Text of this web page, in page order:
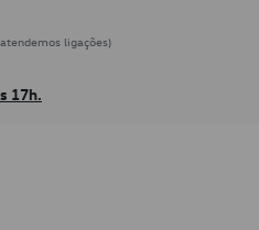
ligações)
17h.